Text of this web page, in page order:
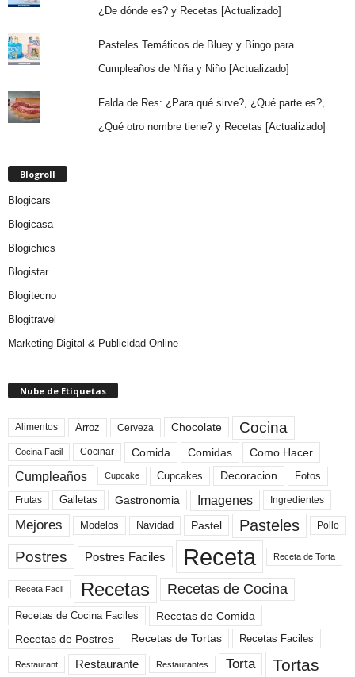
¿De dónde es? y Recetas [Actualizado]
Pasteles Temáticos de Bluey y Bingo para
Cumpleaños de Niña y Niño [Actualizado]
Falda de Res: ¿Para qué sirve?, ¿Qué parte es?,
¿Qué otro nombre tiene? y Recetas [Actualizado]
Blogroll
Blogicars
Blogicasa
Blogichics
Blogistar
Blogitecno
Blogitravel
Marketing Digital & Publicidad Online
Nube de Etiquetas
Alimentos Arroz Cerveza Chocolate Cocina
Cocina Facil Cocinar Comida Comidas Como Hacer
Cumpleaños Cupcake Cupcakes Decoracion Fotos
Frutas Galletas Gastronomia Imagenes Ingredientes
Mejores Modelos Navidad Pastel Pasteles Pollo
Postres Postres Faciles Receta Receta de Torta
Receta Facil Recetas Recetas de Cocina
Recetas de Cocina Faciles
Recetas de Comida
Recetas de Postres
Recetas de Tortas Recetas Faciles
Restaurant Restaurante Restaurantes Torta Tortas